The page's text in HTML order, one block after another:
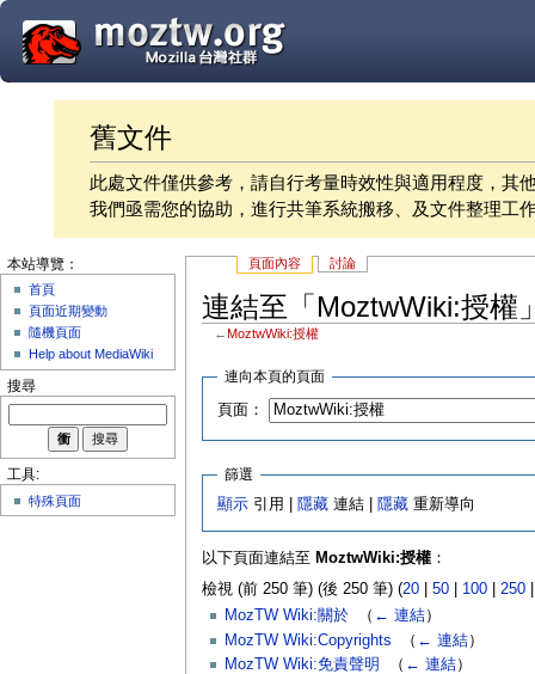
舊文件
此處文件僅供參考，請自行考量時效性與適用程度，其
我們亟需您的協助，進行共筆系統搬移、及文件整理工
頁面內容 討論
連結至「MoztwWiki:授權
← MoztwWiki:授權
連向本頁的頁面
頁面：
篩選
顯示 引用 | 隱藏 連結 | 隱藏 重新導向
以下頁面連結至 MoztwWiki:授權：
檢視 (前 250 筆) (後 250 筆) (20| 50| 100| 250
MozTW Wiki:關於‎ （ ← 連結）
MozTW Wiki:Copyrights
（ ← 連結）
MozTW Wiki:免責聲明
（ ← 連結）
本站導覽：
首頁
頁面近期變動
隨機頁面
Help about MediaWiki
搜尋
工具:
特殊頁面